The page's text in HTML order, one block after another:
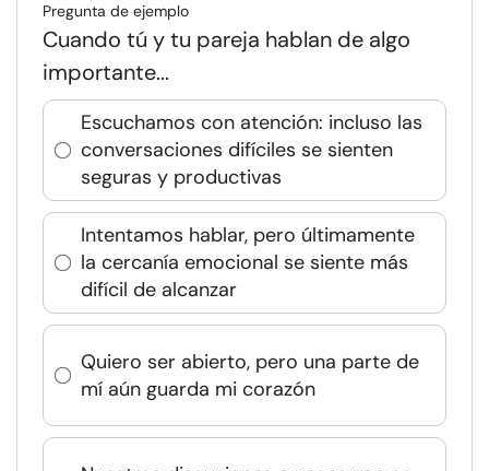
Pregunta de ejemplo
Cuando tú y tu pareja hablan de algo
importante...
Escuchamos con atención: incluso las
conversaciones difíciles se sienten
seguras y productivas
Intentamos hablar, pero últimamente
la cercanía emocional se siente más
difícil de alcanzar
Quiero ser abierto, pero una parte de
mí aún guarda mi corazón